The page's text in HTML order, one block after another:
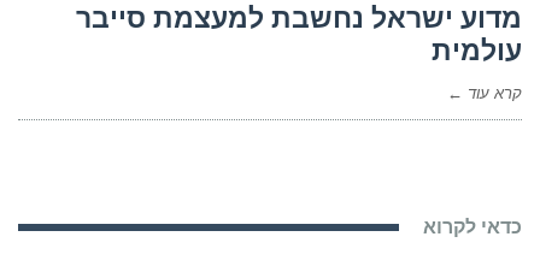
מדוע ישראל נחשבת למעצמת סייבר
עולמית
קרא עוד ←
כדאי לקרוא